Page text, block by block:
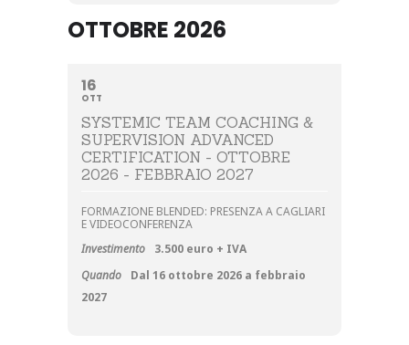
OTTOBRE 2026
16
OTT
SYSTEMIC TEAM COACHING &
SUPERVISION ADVANCED
CERTIFICATION - OTTOBRE
2026 - FEBBRAIO 2027
FORMAZIONE BLENDED: PRESENZA A CAGLIARI
E VIDEOCONFERENZA
Investimento
3.500 euro + IVA
Quando
Dal 16 ottobre 2026 a febbraio
2027